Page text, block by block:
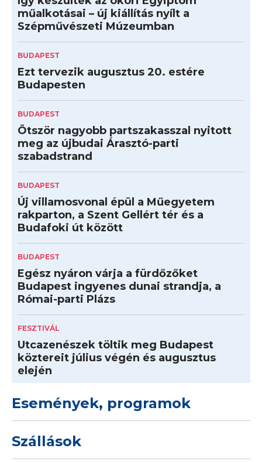
műalkotásai – új kiállítás nyílt a
Szépművészeti Múzeumban
BUDAPEST
Ezt tervezik augusztus 20. estére
Budapesten
BUDAPEST
Ötször nagyobb partszakasszal nyitott
meg az újbudai Árasztó-parti
szabadstrand
BUDAPEST
Új villamosvonal épül a Műegyetem
rakparton, a Szent Gellért tér és a
Budafoki út között
BUDAPEST
Egész nyáron várja a fürdőzőket
Budapest ingyenes dunai strandja, a
Római-parti Plázs
FESZTIVÁL
Utcazenészek töltik meg Budapest
köztereit július végén és augusztus
elején
Események, programok
Szállások